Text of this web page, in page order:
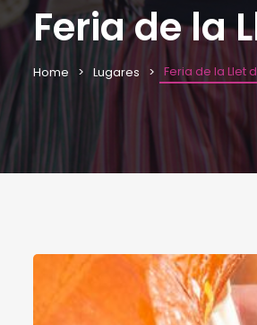
Feria de la
Home Lugares Feria de la Llet